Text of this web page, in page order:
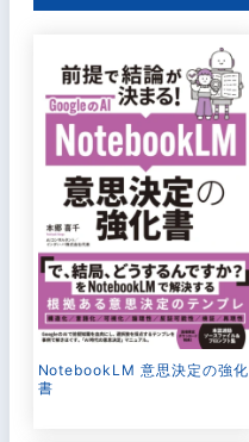
NotebookLM 意思決定の強化
書